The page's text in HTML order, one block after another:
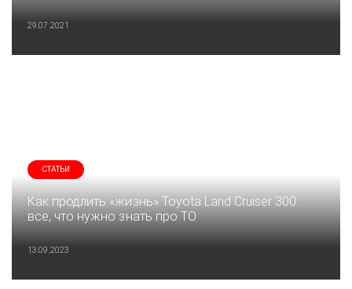
29.07.2021
СТАТЬИ
Как продлить «жизнь» Toyota Land Cruiser 300:
все, что нужно знать про ТО
13.09.2023